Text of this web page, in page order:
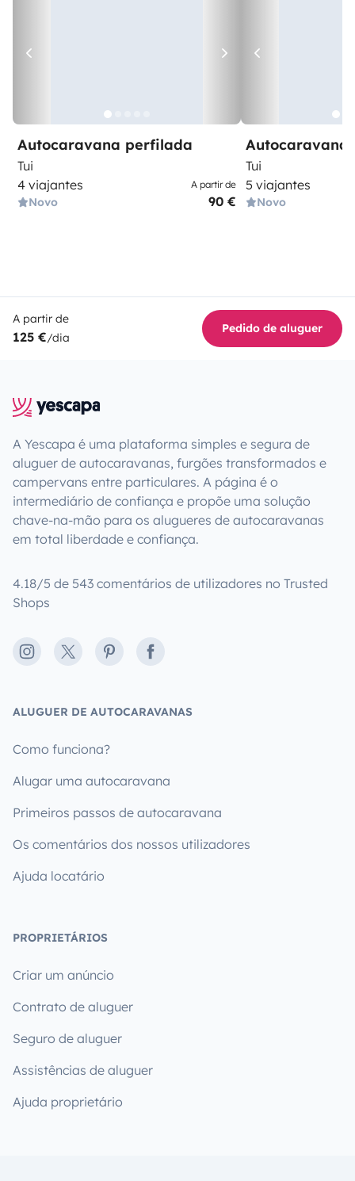
Autocaravana perfilada
Tui
4 viajantes
Novo
A partir de
90 €
Tui
5 viajantes
Novo
A partir de
125 €/dia
Pedido de aluguer
A Yescapa é uma plataforma simples e segura de
aluguer de autocaravanas, furgões transformados e
campervans entre particulares. A página é o
intermediário de confiança e propõe uma solução
chave-na-mão para os alugueres de autocaravanas
em total liberdade e confiança.
4.18/5 de 543 comentários de utilizadores no Trusted
Shops
Instagram
X PinterestFacebook
ALUGUER DE AUTOCARAVANAS
Como funciona?
Alugar uma autocaravana
Primeiros passos de autocaravana
Os comentários dos nossos utilizadores
Ajuda locatário
PROPRIETÁRIOS
Criar um anúncio
Contrato de aluguer
Seguro de aluguer
Assistências de aluguer
Ajuda proprietário